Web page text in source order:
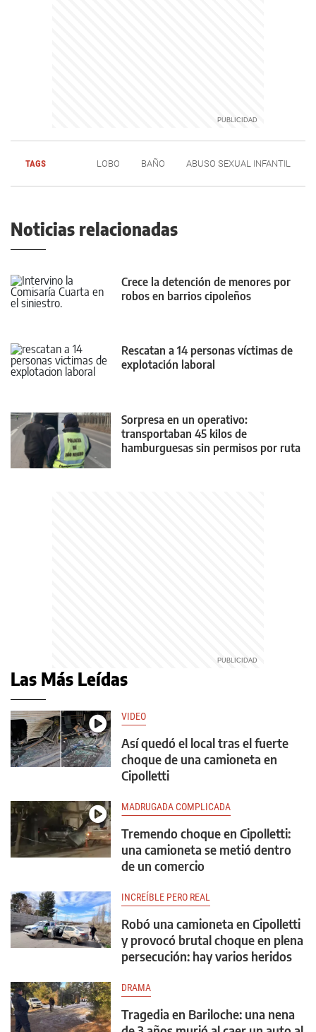
TAGS LOBO BAÑO ABUSO SEXUAL INFANTIL
Noticias relacionadas
Crece la detención de menores por
robos en barrios cipoleños
Rescatan a 14 personas víctimas de
explotación laboral
Sorpresa en un operativo:
transportaban 45 kilos de
hamburguesas sin permisos por ruta
Las Más Leídas
VIDEO
Así quedó el local tras el fuerte
choque de una camioneta en
Cipolletti
MADRUGADA COMPLICADA
Tremendo choque en Cipolletti:
una camioneta se metió dentro
de un comercio
INCREÍBLE PERO REAL
Robó una camioneta en Cipolletti
y provocó brutal choque en plena
persecución: hay varios heridos
DRAMA
Tragedia en Bariloche: una nena